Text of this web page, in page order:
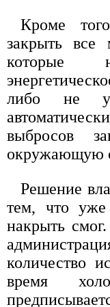
Кроме
закрыть все
которые
либо не
выбросов
окружающую
Решение
тем, что уже
накрыть
количество
время